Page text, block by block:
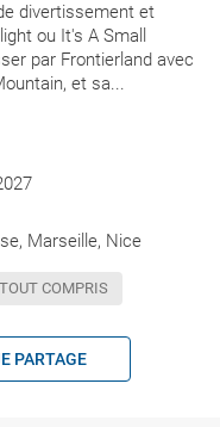
divertissement et
ou It's A Small
par Frontierland avec
et sa...
Marseille, Nice
TOUT COMPRIS
PARTAGE